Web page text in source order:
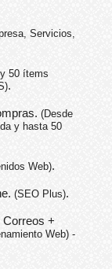
Servicios,
50 ítems
.
(Desde
y hasta 50
Web).
(SEO Plus).
+
Web) -